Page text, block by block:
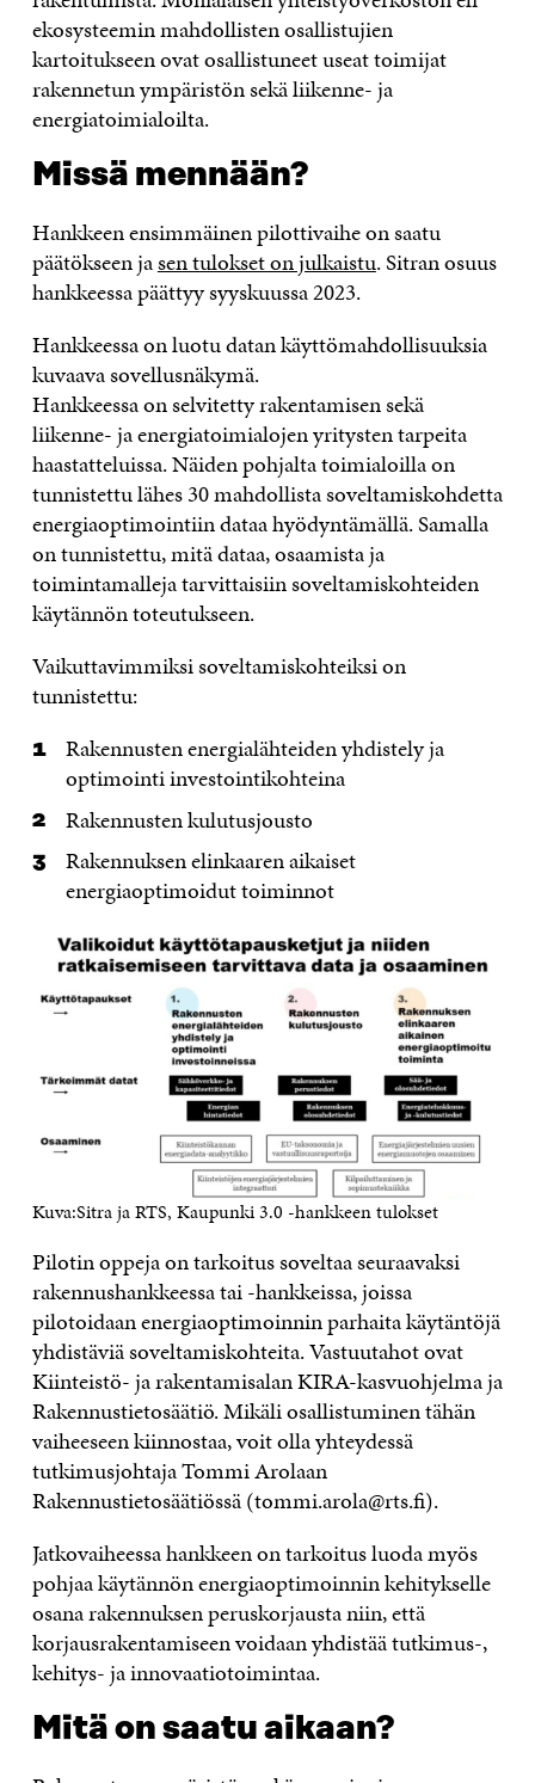
ekosysteemin mahdollisten osallistujien
kartoitukseen ovat osallistuneet useat toimijat
rakennetun ympäristön sekä liikenne- ja
energiatoimialoilta.
Missä mennään?
Hankkeen ensimmäinen pilottivaihe on saatu
päätökseen jasen tulokset on julkaistu. Sitran osuus
hankkeessa päättyy syyskuussa 2023.
Hankkeessa on luotu datan käyttömahdollisuuksia
kuvaava sovellusnäkymä.
Hankkeessa on selvitetty rakentamisen sekä
liikenne- ja energiatoimialojen yritysten tarpeita
haastatteluissa. Näiden pohjalta toimialoilla on
tunnistettu lähes 30 mahdollista soveltamiskohdetta
energiaoptimointiin dataa hyödyntämällä. Samalla
on tunnistettu, mitä dataa, osaamista ja
toimintamalleja tarvittaisiin soveltamiskohteiden
käytännön toteutukseen.
Vaikuttavimmiksi soveltamiskohteiksi on
tunnistettu:
Rakennusten energialähteiden yhdistely ja
optimointi investointikohteina
Rakennusten kulutusjousto
Rakennuksen elinkaaren aikaiset
energiaoptimoidut toiminnot
Kuva:Sitra ja RTS, Kaupunki 3.0 -hankkeen tulokset
Pilotin oppeja on tarkoitus soveltaa seuraavaksi
rakennushankkeessa tai -hankkeissa, joissa
pilotoidaan energiaoptimoinnin parhaita käytäntöjä
yhdistäviä soveltamiskohteita. Vastuutahot ovat
Kiinteistö- ja rakentamisalan KIRA-kasvuohjelma ja
Rakennustietosäätiö. Mikäli osallistuminen tähän
vaiheeseen kiinnostaa, voit olla yhteydessä
tutkimusjohtaja Tommi Arolaan
Rakennustietosäätiössä (tommi.arola@rts.fi).
Jatkovaiheessa hankkeen on tarkoitus luoda myös
pohjaa käytännön energiaoptimoinnin kehitykselle
osana rakennuksen peruskorjausta niin, että
korjausrakentamiseen voidaan yhdistää tutkimus-,
kehitys- ja innovaatiotoimintaa.
Mitä on saatu aikaan?